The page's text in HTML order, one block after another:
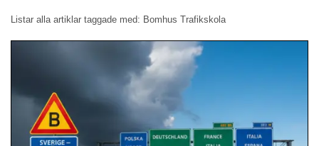
Listar alla artiklar taggade med: Bomhus Trafikskola